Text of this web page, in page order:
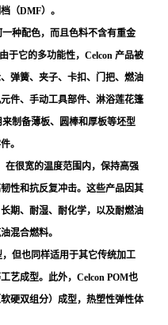
（DMF）。
种配色，而且色料不含有重金
于它的多功能性，Celcon 产品被
弹簧、夹子、卡扣、门把、燃油
件、手动工具部件、淋浴莲花篷
制备薄板、圆棒和厚板等坯型
。
在很宽的温度范围内，保持高强
性和抗反复冲击。这些产品因其
期、耐湿、耐化学，以及耐燃油
混合燃料。
但也同样适用于其它传统加工
艺成型。此外，Celcon POM也
硬双组分）成型，热塑性弹性体